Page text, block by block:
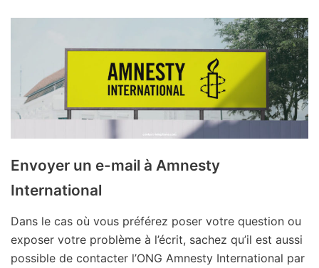
Envoyer un e-mail à Amnesty
International
Dans le cas où vous préférez poser votre question ou
exposer votre problème à l’écrit, sachez qu’il est aussi
possible de contacter l’ONG Amnesty International par